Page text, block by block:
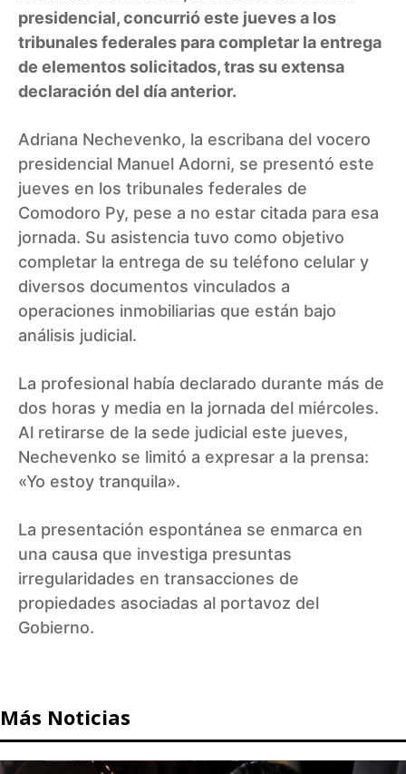
presidencial, concurrió este jueves a los
tribunales federales para completar la entrega
de elementos solicitados, tras su extensa
declaración del día anterior.
Adriana Nechevenko, la escribana del vocero
presidencial Manuel Adorni, se presentó este
jueves en los tribunales federales de
Comodoro Py, pese a no estar citada para esa
jornada. Su asistencia tuvo como objetivo
completar la entrega de su teléfono celular y
diversos documentos vinculados a
operaciones inmobiliarias que están bajo
análisis judicial.
La profesional había declarado durante más de
dos horas y media en la jornada del miércoles.
Al retirarse de la sede judicial este jueves,
Nechevenko se limitó a expresar a la prensa:
«Yo estoy tranquila».
La presentación espontánea se enmarca en
una causa que investiga presuntas
irregularidades en transacciones de
propiedades asociadas al portavoz del
Gobierno.
Más Noticias